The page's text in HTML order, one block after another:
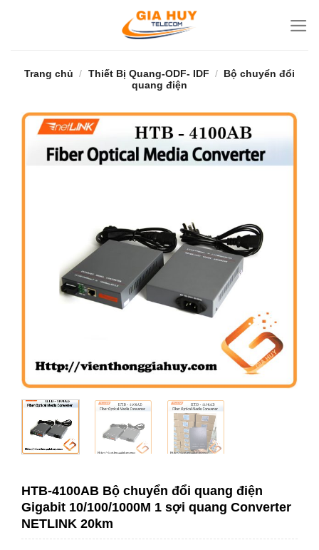
Trang chủ / Thiết Bị Quang-ODF- IDF / Bộ chuyển đổi
quang điện
HTB-4100AB Bộ chuyển đổi quang điện
Gigabit 10/100/1000M 1 sợi quang Converter
NETLINK 20km